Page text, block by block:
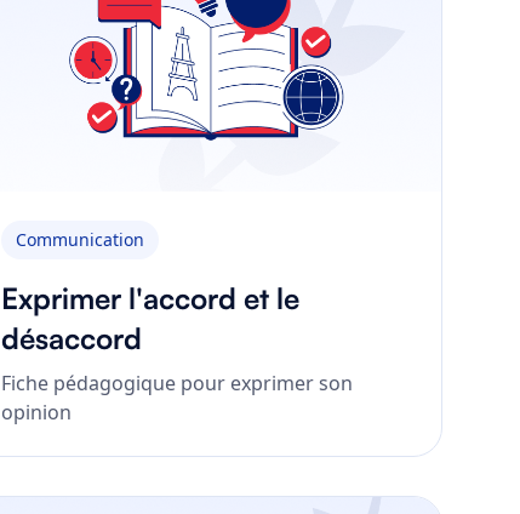
Communication
Exprimer l'accord et le
désaccord
Fiche pédagogique pour exprimer son
opinion